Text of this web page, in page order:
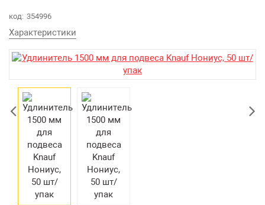
код: 354996
Характеристики
Контакты
Екатеринбург